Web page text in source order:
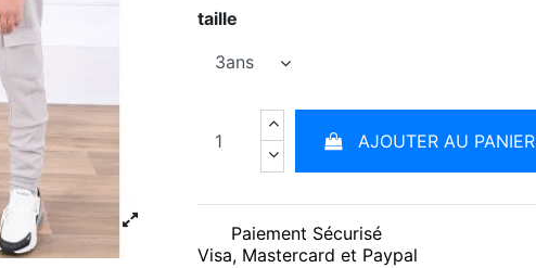
taille
AJOUTER AU PANIER
Paiement Sécurisé
Visa, Mastercard et Paypal